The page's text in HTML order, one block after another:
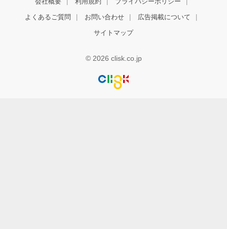
よくあるご質問 お問い合わせ 広告掲載について
サイトマップ
© 2026 clisk.co.jp